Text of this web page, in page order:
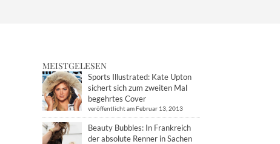
MEISTGELESEN
Sports Illustrated: Kate Upton
sichert sich zum zweiten Mal
begehrtes Cover
veröffentlicht am Februar 13, 2013
Beauty Bubbles: In Frankreich
der absolute Renner in Sachen